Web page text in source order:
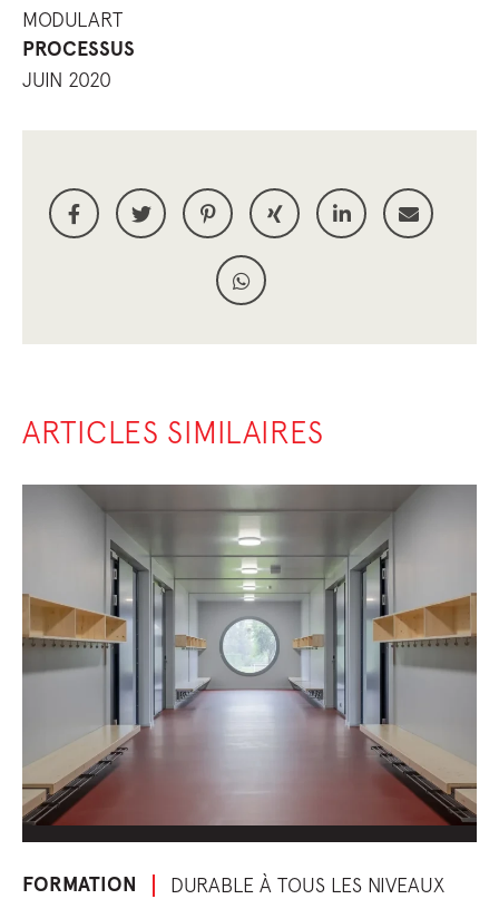
MODULART
PROCESSUS
JUIN 2020
ARTICLES SIMILAIRES
FORMATION DURABLE À TOUS LES NIVEAUX